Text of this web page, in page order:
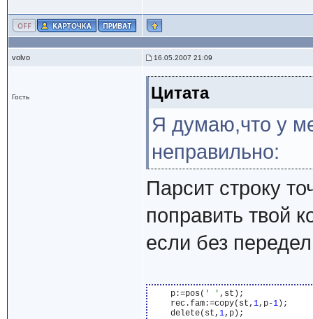
volvo 16.05.2007 21:09
Гость Цитата
Я думаю,что у
неправильно:
Парсит строку
поправить твой
если без
    p:=pos(
' ' ,st);
    rec.fam:=copy(st,
1,p-1);
    delete(st,
1,p);